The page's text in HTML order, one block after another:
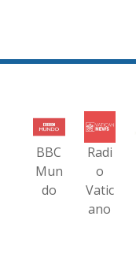
BBC
Mun
do
Radi
o
Vatic
ano